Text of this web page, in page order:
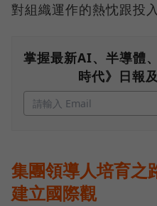
對組織運作的熱忱跟投入
掌握最新AI、半導體
時代》日報
集團領導人培育之
建立國際觀